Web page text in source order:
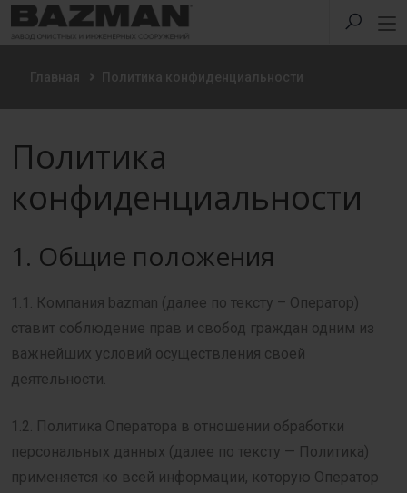
Главная Политика конфиденциальности
Политика
конфиденциальности
1. Общие положения
1.1. Компания bazman (далее по тексту – Оператор)
ставит соблюдение прав и свобод граждан одним из
важнейших условий осуществления своей
деятельности.
1.2. Политика Оператора в отношении обработки
персональных данных (далее по тексту — Политика)
применяется ко всей информации, которую Оператор